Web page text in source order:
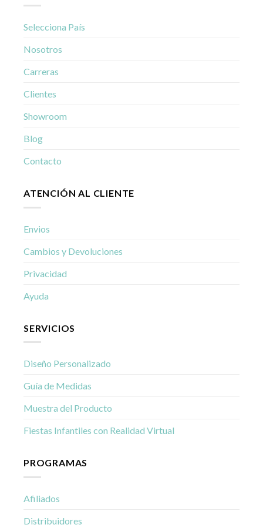
Selecciona País
Nosotros
Carreras
Clientes
Showroom
Blog
Contacto
ATENCIÓN AL CLIENTE
Envios
Cambios y Devoluciones
Privacidad
Ayuda
SERVICIOS
Diseño Personalizado
Guía de Medidas
Muestra del Producto
Fiestas Infantiles con Realidad Virtual
PROGRAMAS
Afiliados
Distribuidores